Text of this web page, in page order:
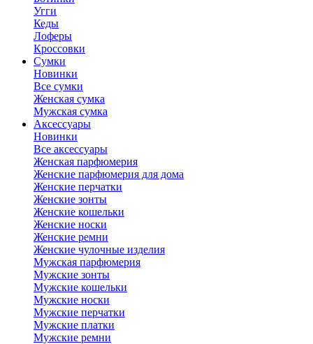
Угги
Кеды
Лоферы
Кроссовки
Сумки
Новинки
Все сумки
Женская сумка
Мужская сумка
Аксессуары
Новинки
Все аксессуары
Женская парфюмерия
Женские парфюмерия для дома
Женские перчатки
Женские зонты
Женские кошельки
Женские носки
Женские ремни
Женские чулочные изделия
Мужская парфюмерия
Мужские зонты
Мужские кошельки
Мужские носки
Мужские перчатки
Мужские платки
Мужские ремни